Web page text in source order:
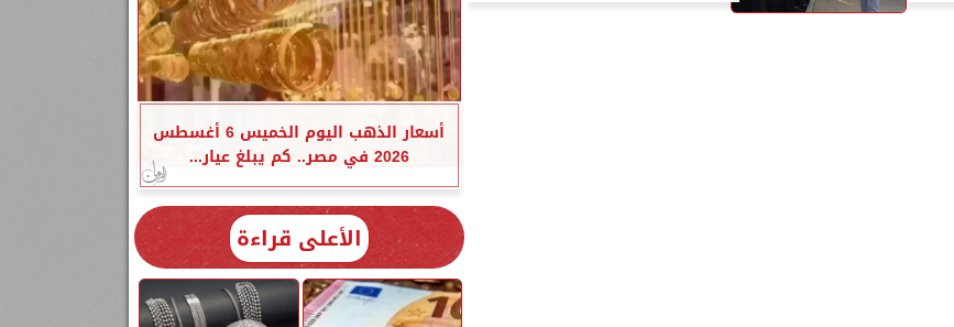
أسعار الذهب اليوم الخميس 6 أغسطس
2026 في مصر.. كم يبلغ عيار...
الأعلى قراءة